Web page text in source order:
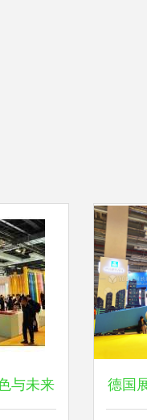
与未来 德国